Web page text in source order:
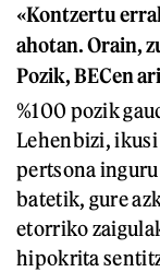
«Kontzertu
ahotan. Orain,
Pozik, BECen
%100 pozik
Lehenbizi,
pertsona
batetik, gure
etorriko
hipokrita